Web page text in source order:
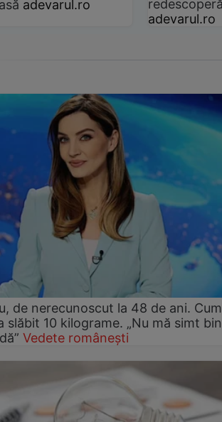
adevarul.ro
adevarul.ro
de nerecunoscut la 48 de ani. Cum
slăbit 10 kilograme. „Nu mă simt
Vedete românești